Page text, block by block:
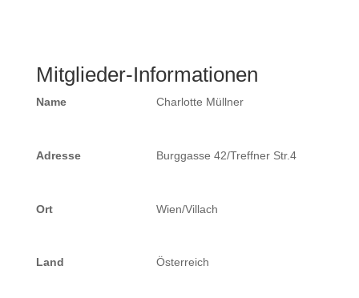
Mitglieder-Informationen
Name Charlotte Müllner
Adresse Burggasse 42/Treffner Str.4
Ort Wien/Villach
Land Österreich